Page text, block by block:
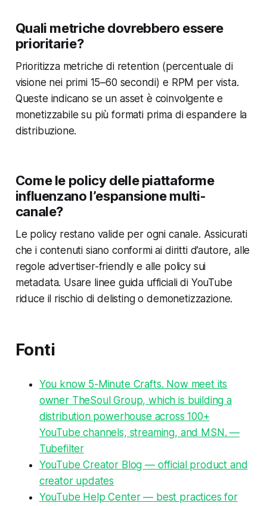
Quali metriche dovrebbero essere
prioritarie?
Prioritizza metriche di retention (percentuale di
visione nei primi 15–60 secondi) e RPM per vista.
Queste indicano se un asset è coinvolgente e
monetizzabile su più formati prima di espandere la
distribuzione.
Come le policy delle piattaforme
influenzano l’espansione multi-
canale?
Le policy restano valide per ogni canale. Assicurati
che i contenuti siano conformi ai diritti d’autore, alle
regole advertiser-friendly e alle policy sui
metadata. Usare linee guida ufficiali di YouTube
riduce il rischio di delisting o demonetizzazione.
Fonti
You know 5-Minute Crafts. Now meet its
owner TheSoul Group, which is building a
distribution powerhouse across 100+
YouTube channels, streaming, and MSN. —
Tubefilter
YouTube Creator Blog — official product and
creator updates
YouTube Help Center — best practices for